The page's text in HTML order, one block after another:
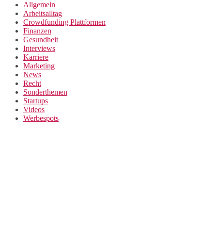
Allgemein
Arbeitsalltag
Crowdfunding Plattformen
Finanzen
Gesundheit
Interviews
Karriere
Marketing
News
Recht
Sonderthemen
Startups
Videos
Werbespots